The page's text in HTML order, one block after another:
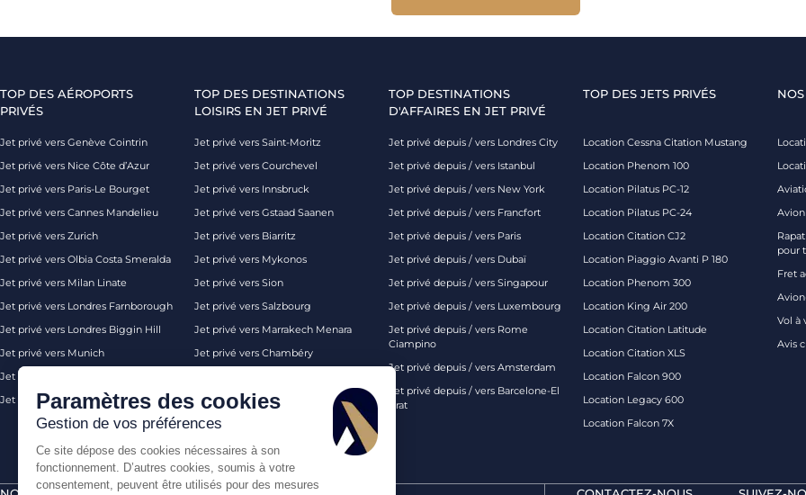
TOP DES AÉROPORTS
PRIVÉS
Jet privé vers Genève Cointrin
Jet privé vers Nice Côte d’Azur
Jet privé vers Paris-Le Bourget
Jet privé vers Cannes Mandelieu
Jet privé vers Zurich
Jet privé vers Olbia Costa Smeralda
Jet privé vers Milan Linate
Jet privé vers Londres Farnborough
Jet privé vers Londres Biggin Hill
Jet privé vers Munich
Jet privé vers Monaco
Jet privé vers Palma de Majorque
TOP DES DESTINATIONS
LOISIRS EN JET PRIVÉ
Jet privé vers Saint-Moritz
Jet privé vers Courchevel
Jet privé vers Innsbruck
Jet privé vers Gstaad Saanen
Jet privé vers Biarritz
Jet privé vers Mykonos
Jet privé vers Sion
Jet privé vers Salzbourg
Jet privé vers Marrakech Menara
Jet privé vers Chambéry
Jet privé vers Londres
TOP DESTINATIONS
D'AFFAIRES EN JET PRIVÉ
Jet privé depuis / vers Londres City
Jet privé depuis / vers Istanbul
Jet privé depuis / vers New York
Jet privé depuis / vers Francfort
Jet privé depuis / vers Paris
Jet privé depuis / vers Dubaï
Jet privé depuis / vers Singapour
Jet privé depuis / vers Luxembourg
Jet privé depuis / vers Rome
Ciampino
Jet privé depuis / vers Amsterdam
Jet privé depuis / vers Barcelone-El
Prat
TOP DES JETS PRIVÉS
Location Cessna Citation Mustang
Location Phenom 100
Location Pilatus PC-12
Location Pilatus PC-24
Location Citation CJ2
Location Piaggio Avanti P 180
Location Phenom 300
Location King Air 200
Location Citation Latitude
Location Citation XLS
Location Falcon 900
Location Legacy 600
Location Falcon 7X
pour
Fret
Vol à
Avis
Paramètres des cookies
Gestion de vos préférences
Ce site dépose des cookies nécessaires à son
fonctionnement. D’autres cookies, soumis à votre
consentement, peuvent être utilisés pour des mesures